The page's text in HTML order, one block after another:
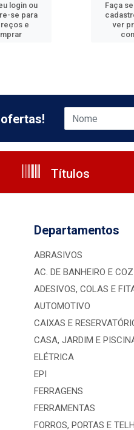
login ou
se para
e
Faça
ver
Títulos
Departamentos
ABRASIVOS
AC. DE BANHEIRO E
ADESIVOS, COLAS E
AUTOMOTIVO
CAIXAS E
CASA, JARDIM E
ELÉTRICA
EPI
FERRAGENS
FERRAMENTAS
FORROS, PORTAS E